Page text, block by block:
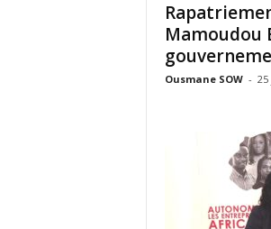
Mamoudou
Ousmane SOW -